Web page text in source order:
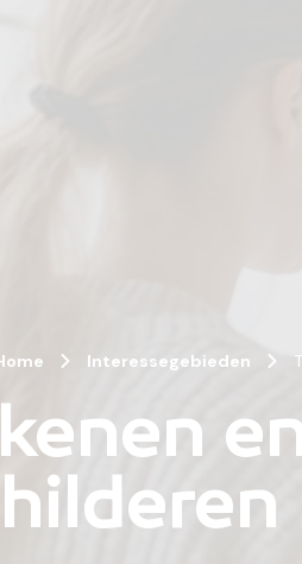
Interessegebieden